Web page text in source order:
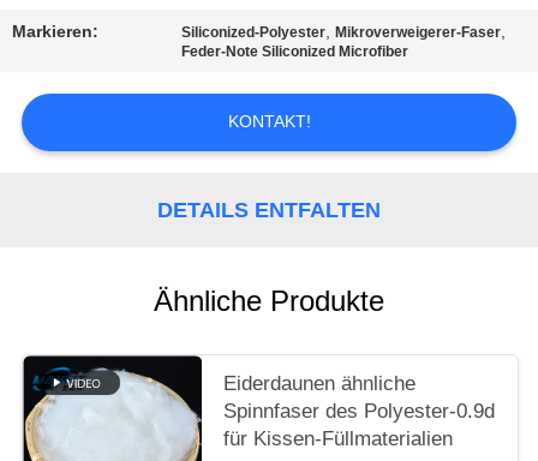
ZITAT
SITEMAP
Markieren: Siliconized-Polyester,Mikroverweigerer-Faser,
Feder-Note Siliconized Microfiber
KONTAKT!
DETAILS ENTFALTEN
Ähnliche Produkte
Eiderdaunen ähnliche
Spinnfaser des Polyester-0.9d
für Kissen-Füllmaterialien